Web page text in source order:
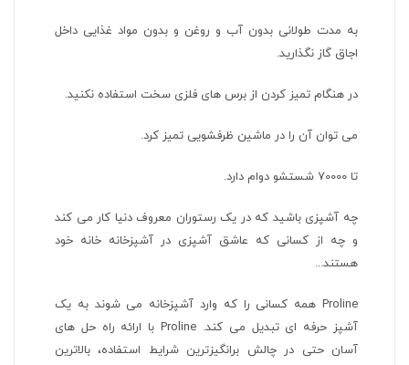
به مدت طولانی بدون آب و روغن و بدون مواد غذایی داخل
اجاق گاز نگذارید.
در هنگام تمیز کردن از برس های فلزی سخت استفاده نکنید.
می توان آن را در ماشین ظرفشویی تمیز کرد.
تا 70000 شستشو دوام دارد.
چه آشپزی باشید که در یک رستوران معروف دنیا کار می کند
و چه از کسانی که عاشق آشپزی در آشپزخانه خانه خود
هستند...
Proline همه کسانی را که وارد آشپزخانه می شوند به یک
آشپز حرفه ای تبدیل می کند. Proline با ارائه راه حل های
آسان حتی در چالش برانگیزترین شرایط استفاده، بالاترین